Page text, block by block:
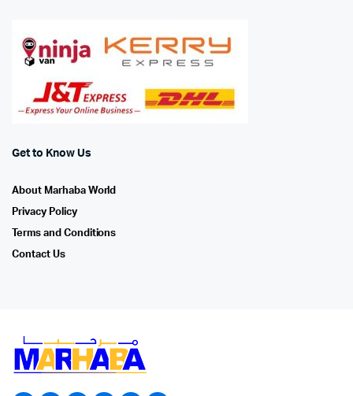
Get to Know Us
About Marhaba World
Privacy Policy
Terms and Conditions
Contact Us